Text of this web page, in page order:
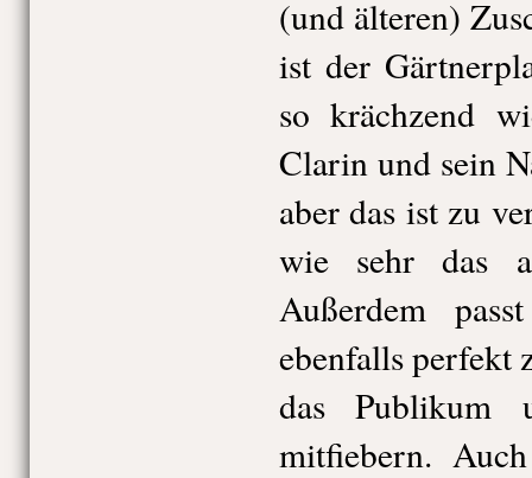
(und älteren)
ist der
so krächzend
Clarin und sein
aber das ist zu
wie sehr das
Außerdem
ebenfalls perfekt
das Publikum
mitfiebern.